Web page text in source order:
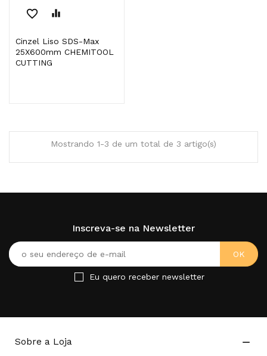
favorite_border equalizer
Cinzel Liso SDS-Max
25X600mm CHEMITOOL
CUTTING
Mostrando 1-3 de um total de 3 artigo(s)
Inscreva-se na Newsletter
Eu quero receber newsletter
Sobre a Loja 